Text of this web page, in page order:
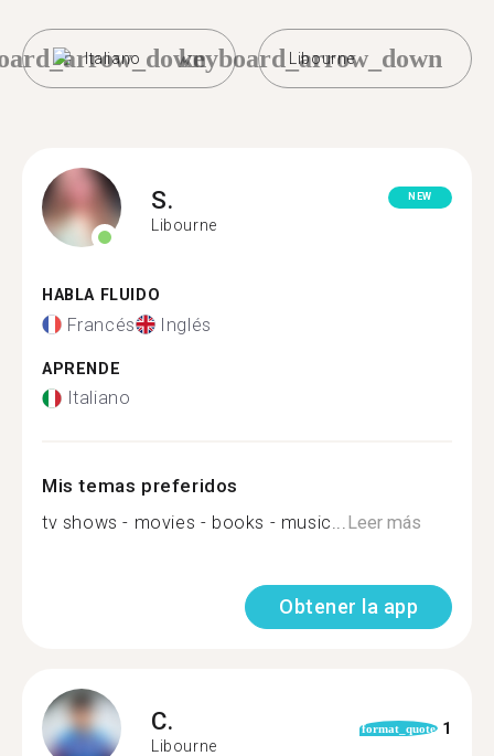
Italiano Libourne
keyboard_arrow_down
S.
Libourne
NEW
HABLA FLUIDO
Francés Inglés
APRENDE
Italiano
Mis temas preferidos
tv shows - movies - books - music...Leer más
Obtener la app
C.
Libourne
format_quote 1